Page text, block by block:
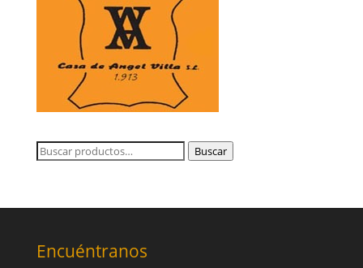
Buscar
Buscar
Encuéntranos